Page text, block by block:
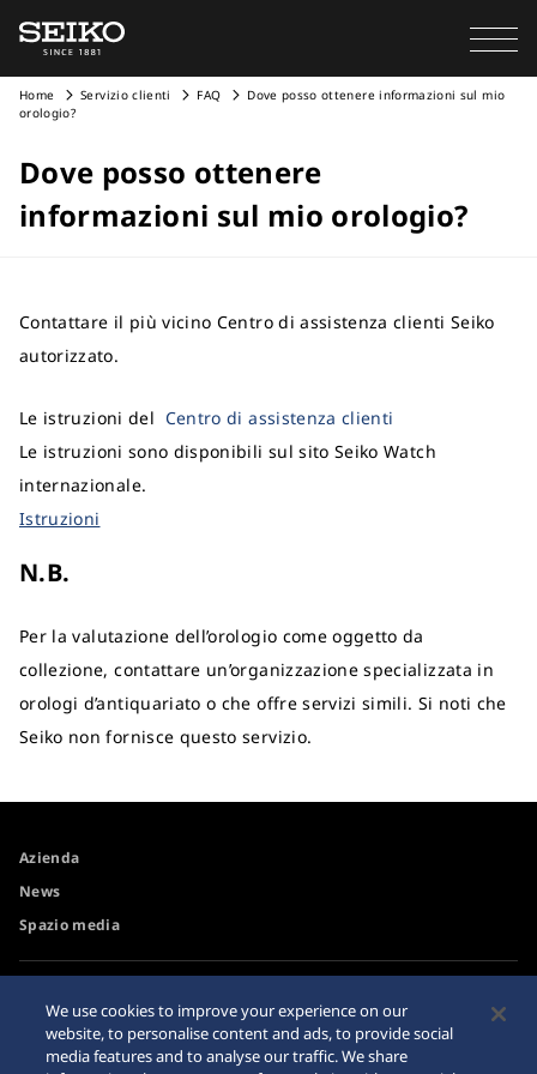
Home Servizio clienti FAQ
Dove posso ottenere informazioni sul mio
orologio?
Dove posso ottenere
informazioni sul mio orologio?
Contattare il più vicino Centro di assistenza clienti Seiko
autorizzato.
Le istruzioni del Centro di assistenza clienti
Le istruzioni sono disponibili sul sito Seiko Watch
internazionale.
Istruzioni
N.B.
Per la valutazione dell’orologio come oggetto da
collezione, contattare un’organizzazione specializzata in
orologi d’antiquariato o che offre servizi simili. Si noti che
Seiko non fornisce questo servizio.
Azienda
News
Spazio media
Requisiti di navigazione
Avvertimento riguardo agli
acquisti su internet
We use cookies to improve your experience on our
website, to personalise content and ads, to provide social
media features and to analyse our traffic. We share